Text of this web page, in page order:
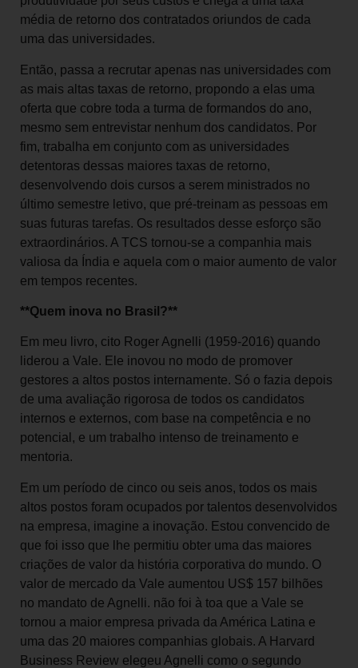
média de retorno dos contratados oriundos de cada
uma das universidades.
Então, passa a recrutar apenas nas universidades com
as mais altas taxas de retorno, propondo a elas uma
oferta que cobre toda a turma de formandos do ano,
mesmo sem entrevistar nenhum dos candidatos. Por
fim, trabalha em conjunto com as universidades
detentoras dessas maiores taxas de retorno,
desenvolvendo dois cursos a serem ministrados no
último semestre letivo, que pré-treinam as pessoas em
suas futuras tarefas. Os resultados desse esforço são
extraordinários. A TCS tornou-se a companhia mais
valiosa da Índia e aquela com o maior aumento de valor
em tempos recentes.
**Quem inova no Brasil?**
Em meu livro, cito Roger Agnelli (1959-2016) quando
liderou a Vale. Ele inovou no modo de promover
gestores a altos postos internamente. Só o fazia depois
de uma avaliação rigorosa de todos os candidatos
internos e externos, com base na competência e no
potencial, e um trabalho intenso de treinamento e
mentoria.
Em um período de cinco ou seis anos, todos os mais
altos postos foram ocupados por talentos desenvolvidos
na empresa, imagine a inovação. Estou convencido de
que foi isso que lhe permitiu obter uma das maiores
criações de valor da história corporativa do mundo. O
valor de mercado da Vale aumentou US$ 157 bilhões
no mandato de Agnelli. não foi à toa que a Vale se
tornou a maior empresa privada da América Latina e
uma das 20 maiores companhias globais. A Harvard
Business Review elegeu Agnelli como o segundo